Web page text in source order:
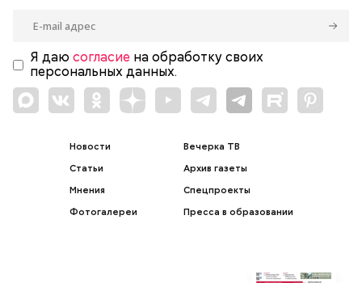
Я даю согласие на обработку своих
персональных данных.
Новости
Статьи
Мнения
Фотогалереи
Вечерка ТВ
Архив газеты
Спецпроекты
Пресса в образовании